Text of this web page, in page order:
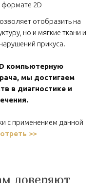
формате 2D
отобразить на
но и мягкие ткани и
прикуса.
компьютерную
мы достигаем
в диагностике и
с применением данной
>>
доверяют